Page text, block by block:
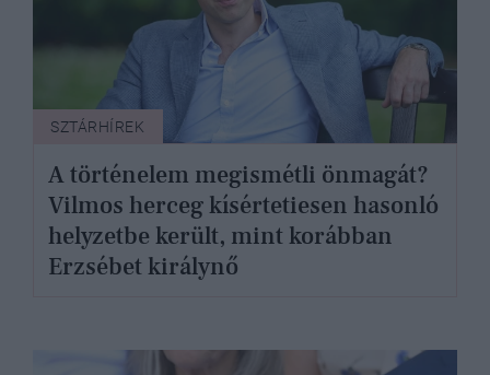
SZTÁRHÍREK
A történelem megismétli önmagát?
Vilmos herceg kísértetiesen hasonló
helyzetbe került, mint korábban
Erzsébet királynő